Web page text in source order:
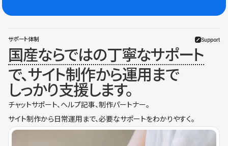
サポート体制 Support
国産ならではの丁寧なサポート
で、サイト制作から運用まで
しっかり支援します。
チャットサポート、ヘルプ記事、制作パートナー。
サイト制作から日常運用まで、必要なサポートをわかりやすく。